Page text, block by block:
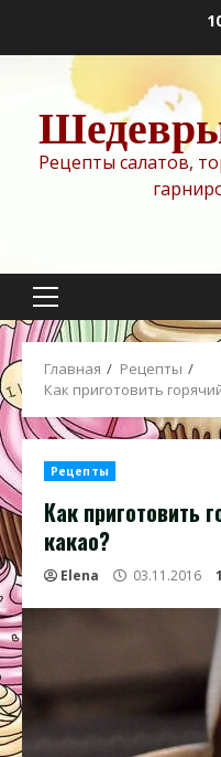
содержимому
Рецепты салатов,
Основное
меню
Главная
Рецепты
Как приготовить
Рецепты
Как приготовить
какао?
Elena 03.11.2016